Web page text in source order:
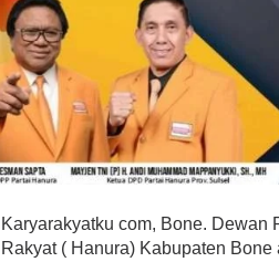
Karyarakyatku com, Bone.
Rakyat ( Hanura) Kabupaten